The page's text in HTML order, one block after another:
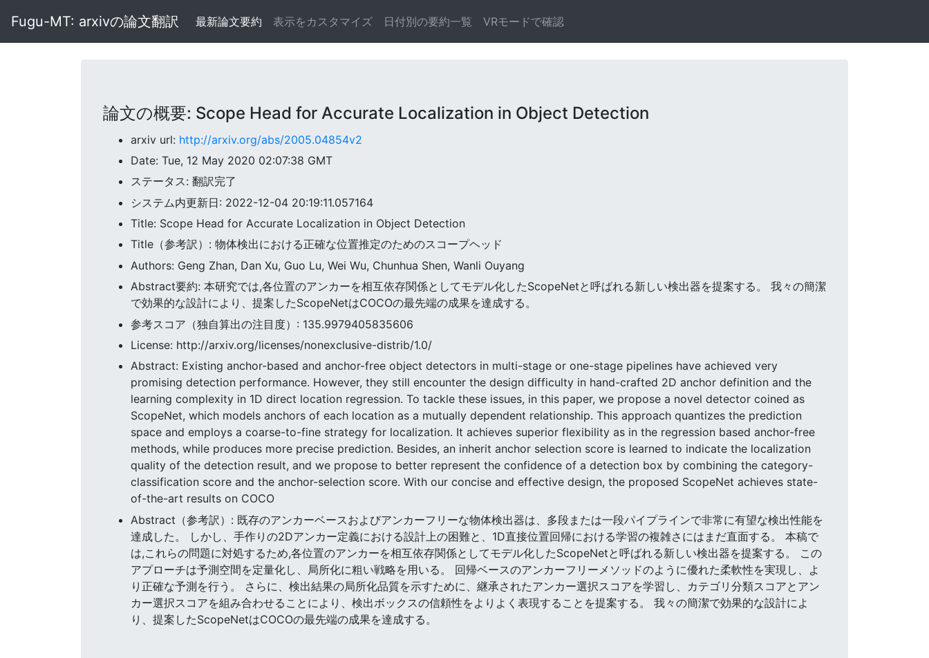
Fugu-MT: arxivの論文翻訳 最新論文要約 表示をカスタマイズ 日付別の要約一覧 VRモードで確認
論文の概要: Scope Head for Accurate Localization in Object Detection
arxiv url: http://arxiv.org/abs/2005.04854v2
Date: Tue, 12 May 2020 02:07:38 GMT
ステータス: 翻訳完了
システム内更新日: 2022-12-04 20:19:11.057164
Title: Scope Head for Accurate Localization in Object Detection
Title（参考訳）: 物体検出における正確な位置推定のためのスコープヘッド
Authors: Geng Zhan, Dan Xu, Guo Lu, Wei Wu, Chunhua Shen, Wanli Ouyang
Abstract要約: 本研究では,各位置のアンカーを相互依存関係としてモデル化したScopeNetと呼ばれる新しい検出器を提案する。 我々の簡潔
で効果的な設計により、提案したScopeNetはCOCOの最先端の成果を達成する。
参考スコア（独自算出の注目度）: 135.9979405835606
License: http://arxiv.org/licenses/nonexclusive-distrib/1.0/
Abstract: Existing anchor-based and anchor-free object detectors in multi-stage or one-stage pipelines have achieved very
promising detection performance. However, they still encounter the design difficulty in hand-crafted 2D anchor definition and the
learning complexity in 1D direct location regression. To tackle these issues, in this paper, we propose a novel detector coined as
ScopeNet, which models anchors of each location as a mutually dependent relationship. This approach quantizes the prediction
space and employs a coarse-to-fine strategy for localization. It achieves superior flexibility as in the regression based anchor-free
methods, while produces more precise prediction. Besides, an inherit anchor selection score is learned to indicate the localization
quality of the detection result, and we propose to better represent the confidence of a detection box by combining the category-
classification score and the anchor-selection score. With our concise and effective design, the proposed ScopeNet achieves state-
of-the-art results on COCO
Abstract（参考訳）: 既存のアンカーベースおよびアンカーフリーな物体検出器は、多段または一段パイプラインで非常に有望な検出性能を
達成した。 しかし、手作りの2Dアンカー定義における設計上の困難と、1D直接位置回帰における学習の複雑さにはまだ直面する。 本稿で
は,これらの問題に対処するため,各位置のアンカーを相互依存関係としてモデル化したScopeNetと呼ばれる新しい検出器を提案する。 この
アプローチは予測空間を定量化し、局所化に粗い戦略を用いる。 回帰ベースのアンカーフリーメソッドのように優れた柔軟性を実現し、よ
り正確な予測を行う。 さらに、検出結果の局所化品質を示すために、継承されたアンカー選択スコアを学習し、カテゴリ分類スコアとアン
カー選択スコアを組み合わせることにより、検出ボックスの信頼性をよりよく表現することを提案する。 我々の簡潔で効果的な設計によ
り、提案したScopeNetはCOCOの最先端の成果を達成する。